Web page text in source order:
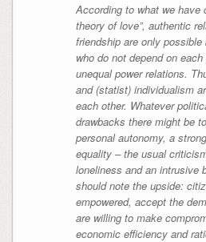
According to what we have
theory of love”, authentic
friendship are only possible
who do not depend on
unequal power relations.
and (statist) individualism
each other. Whatever
drawbacks there might be
personal autonomy, a
equality – the usual
loneliness and an intrusive
should note the upside:
empowered, accept the
are willing to make
economic efficiency and